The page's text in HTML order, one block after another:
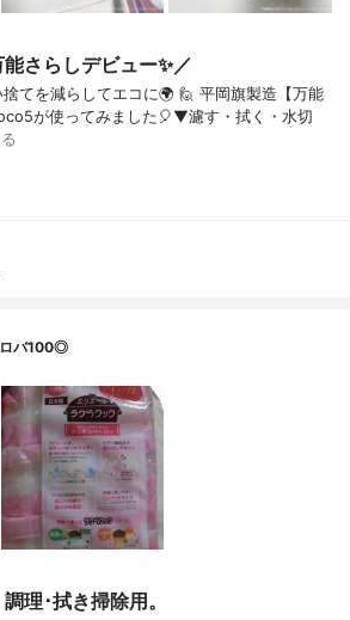
さらしデビュー✨／
てを減らしてエコに🌍⁡⁡ 🙋 平岡旗製造【万能
が使ってみました🎈⁡⁡▼⁡⁡濾す・拭く・水切
バ100◎
理･拭き掃除用。